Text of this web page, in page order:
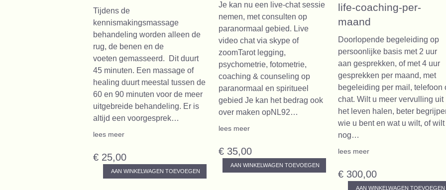
Tijdens de
kennismakingsmassage
behandeling worden alleen de
rug, de benen en de
voeten gemasseerd. Dit duurt
45 minuten. Een massage of
healing duurt meestal tussen de
60 en 90 minuten voor de meer
uitgebreide behandeling. Er is
altijd een voorgesprek…
lees meer
€ 25,00
AAN WINKELWAGEN TOEVOEGEN
Je kan nu een live-chat sessie
nemen, met consulten op
paranormaal gebied. Live
video chat via skype of
zoomTarot legging,
psychometrie, fotometrie,
coaching & counseling op
paranormaal en spiritueel
gebied Je kan het bedrag ook
over maken opNL92…
lees meer
€ 35,00
AAN WINKELWAGEN TOEVOEGEN
life-coaching-per-
maand
Doorlopende begeleiding op
persoonlijke basis met 2 uur
aan gesprekken, of met 4 uur
gesprekken per maand, met
begeleiding per mail, telefoon
chat. Wilt u meer vervulling uit
het leven halen, beter
wie u bent en wat u wilt, of wilt
nog…
lees meer
€ 300,00
AAN WINKELWAGEN TOEVOEGEN